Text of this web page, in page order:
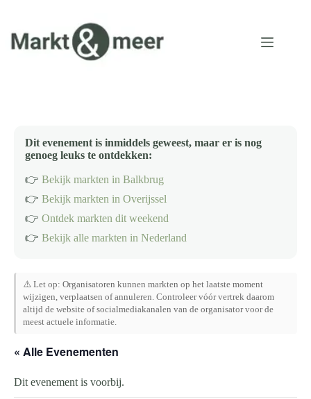
inhoud
Dit evenement is inmiddels geweest, maar er is nog
genoeg leuks te ontdekken:
👉 Bekijk markten in Balkbrug
👉 Bekijk markten in Overijssel
👉 Ontdek markten dit weekend
👉 Bekijk alle markten in Nederland
⚠️ Let op: Organisatoren kunnen markten op het laatste moment
wijzigen, verplaatsen of annuleren. Controleer vóór vertrek daarom
altijd de website of socialmediakanalen van de organisator voor de
meest actuele informatie.
« Alle Evenementen
Dit evenement is voorbij.